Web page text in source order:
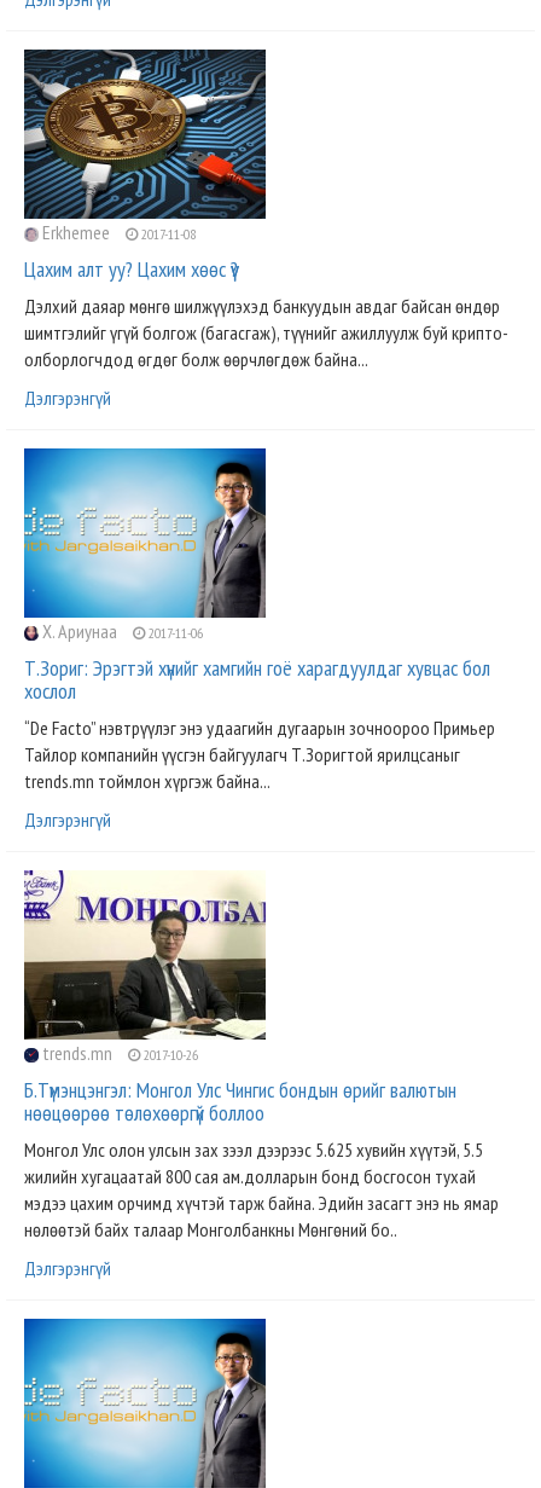
Erkhemee 2017-11-08
Цахим алт уу? Цахим хөөс үү?
Дэлхий даяар мөнгө шилжүүлэхэд банкуудын авдаг байсан өндөр
шимтгэлийг үгүй болгож (багасгаж), түүнийг ажиллуулж буй крипто-
олборлогчдод өгдөг болж өөрчлөгдөж байна...
Дэлгэрэнгүй
Х. Ариунаа 2017-11-06
Т.Зориг: Эрэгтэй хүнийг хамгийн гоё харагдуулдаг хувцас бол
хослол
“De Facto” нэвтрүүлэг энэ удаагийн дугаарын зочноороо Примьер
Тайлор компанийн үүсгэн байгуулагч Т.Зоригтой ярилцсаныг
trends.mn тоймлон хүргэж байна...
Дэлгэрэнгүй
trends.mn 2017-10-26
Б.Түмэнцэнгэл: Монгол Улс Чингис бондын өрийг валютын
нөөцөөрөө төлөхөөргүй боллоо
Монгол Улс олон улсын зах зээл дээрээс 5.625 хувийн хүүтэй, 5.5
жилийн хугацаатай 800 сая ам.долларын бонд босгосон тухай
мэдээ цахим орчимд хүчтэй тарж байна. Эдийн засагт энэ нь ямар
нөлөөтэй байх талаар Монголбанкны Мөнгөний бо..
Дэлгэрэнгүй